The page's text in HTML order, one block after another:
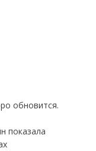
обновится.
показала